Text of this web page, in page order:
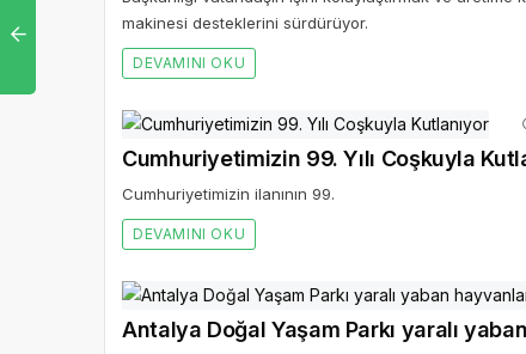
makinesi desteklerini sürdürüyor.
DEVAMINI OKU
Cumhuriyetimizin 99. Yılı Coşkuyla
Cumhuriyetimizin ilanının 99.
DEVAMINI OKU
Antalya Doğal Yaşam Parkı yaralı